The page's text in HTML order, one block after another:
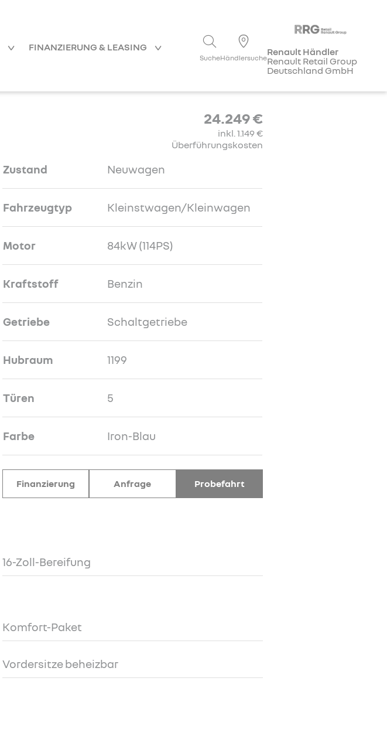
FINANZIERUNG & LEASING
SucheHändlersucheRenault Händler
Renault Retail Group
Deutschland GmbH
24.249 €
inkl. 1.149 €
Überführungskosten
Zustand Neuwagen
Fahrzeugtyp Kleinstwagen/Kleinwagen
Motor 84kW (114PS)
Kraftstoff Benzin
Getriebe Schaltgetriebe
Hubraum 1199
Türen 5
Farbe Iron-Blau
Finanzierung Anfrage Probefahrt
16-Zoll-Bereifung
Komfort-Paket
Vordersitze beheizbar